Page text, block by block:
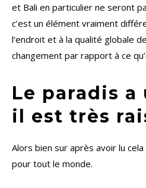
et Bali en particulier ne seront
c’est un élément vraiment
l’endroit et à la qualité globale
changement par rapport à ce
Le paradis
il est très
Alors bien sur après avoir lu
pour tout le monde.